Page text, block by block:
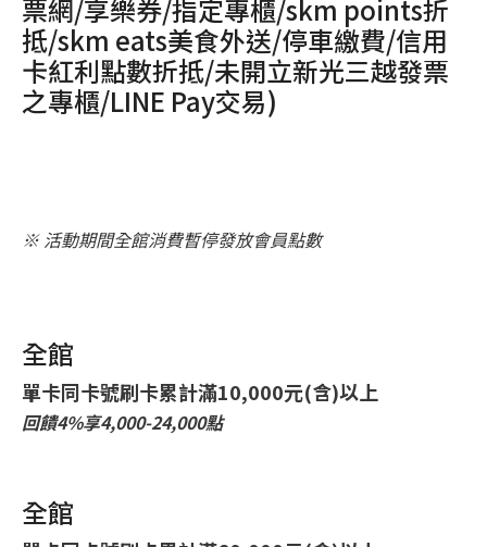
票網/享樂券/指定專櫃/skm points折
抵/skm eats美食外送/停車繳費/信用
卡紅利點數折抵/未開立新光三越發票
之專櫃/LINE Pay交易)
※ 活動期間全館消費暫停發放會員點數
全館
單卡同卡號刷卡累計滿10,000元(含)以上
回饋4%享4,000-24,000點
全館